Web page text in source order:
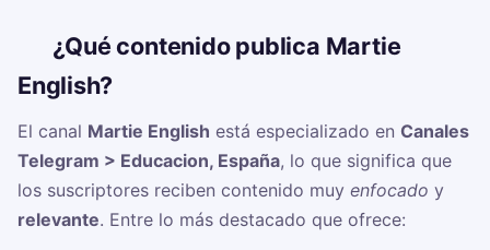
¿Qué contenido publica Martie
English?
El canal Martie English está especializado en Canales
Telegram > Educacion, España, lo que significa que
los suscriptores reciben contenido muy enfocado y
relevante. Entre lo más destacado que ofrece: